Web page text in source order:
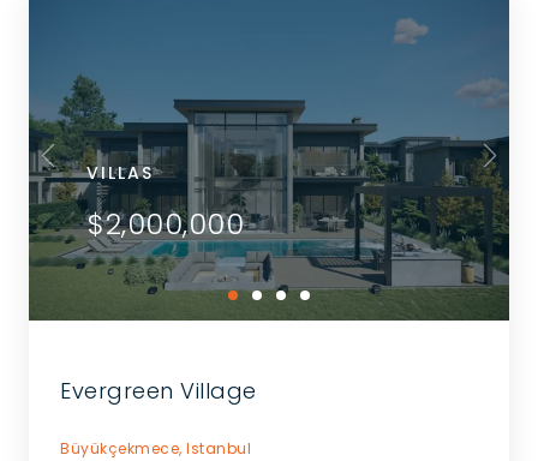
VILLAS
$2,000,000
Evergreen Village
Büyükçekmece, Istanbul